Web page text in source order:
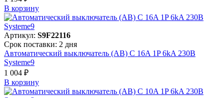
В корзинy
Артикул: S9F22116
Срок поставки: 2 дня
Автоматический выключатель (АВ) C 16A 1P 6kA 230В
Systeme9
1 004 ₽
В корзинy